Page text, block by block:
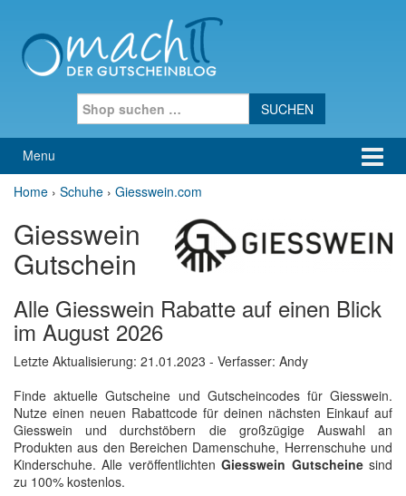
Menu
Home › Schuhe › Giesswein.com
Giesswein
Gutschein
Alle Giesswein Rabatte auf einen Blick
im August 2026
Letzte Aktualisierung: 21.01.2023 - Verfasser: Andy
Finde aktuelle Gutscheine und Gutscheincodes für Giesswein.
Nutze einen neuen Rabattcode für deinen nächsten Einkauf auf
Giesswein und durchstöbern die großzügige Auswahl an
Produkten aus den Bereichen Damenschuhe, Herrenschuhe und
Kinderschuhe. Alle veröffentlichtenGiesswein Gutscheinesind
zu 100% kostenlos.